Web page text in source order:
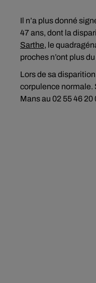
Il n’a plus donné
47 ans, dont la
Sarthe, le
proches n’ont plus
Lors de sa
corpulence normale.
Mans au 02 55 46 20